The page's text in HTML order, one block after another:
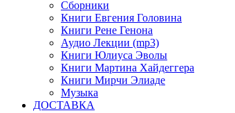
Сборники
Книги Евгения Головина
Книги Рене Генона
Аудио Лекции (mp3)
Книги Юлиуса Эволы
Книги Мартина Хайдеггера
Книги Мирчи Элиаде
Музыка
ДОСТАВКА